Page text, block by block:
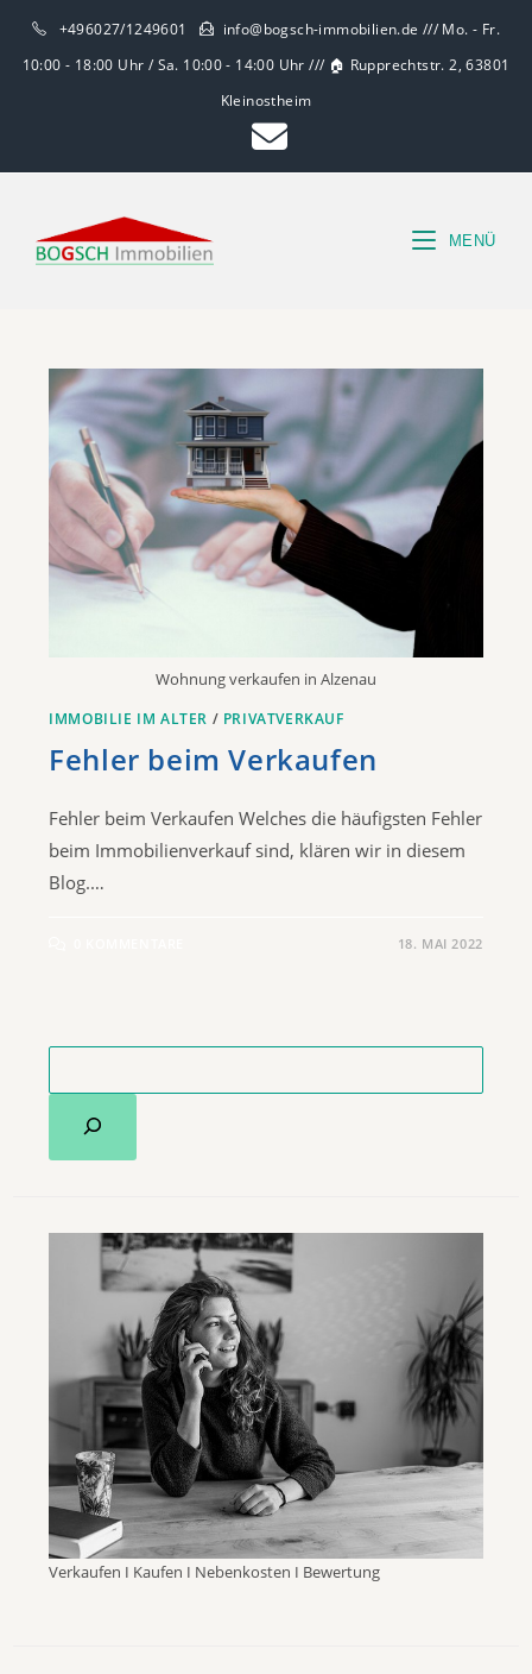
+496027/1249601
info@bogsch-immobilien.de /// Mo. - Fr.
10:00 - 18:00 Uhr / Sa. 10:00 - 14:00 Uhr /// 🏠 Rupprechtstr. 2, 63801
Kleinostheim
MENÜ
Wohnung verkaufen in Alzenau
IMMOBILIE IM ALTER / PRIVATVERKAUF
Fehler beim Verkaufen
Fehler beim Verkaufen Welches die häufigsten Fehler
beim Immobilienverkauf sind, klären wir in diesem
Blog.…
18. MAI 2022
Verkaufen I Kaufen I Nebenkosten I Bewertung